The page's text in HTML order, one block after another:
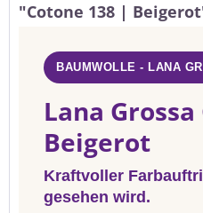
"Cotone 138 |
BAUMWOLLE - LANA
Lana
Beigerot
Kraftvoller
gesehen wird.